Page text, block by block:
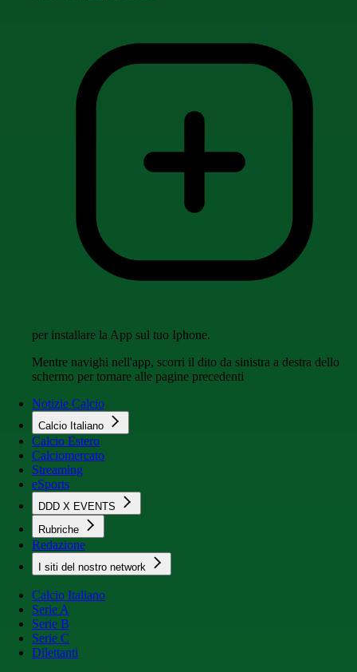
per installare la App sul tuo Iphone.
Mentre navighi nell'app, scorri il dito da sinistra a destra dello
schermo per tornare alle pagine precedenti
Notizie Calcio
Calcio Italiano
Calcio Estero
Calciomercato
Streaming
eSports
DDD X EVENTS
Rubriche
Redazione
I siti del nostro network
Calcio Italiano
Serie A
Serie B
Serie C
Dilettanti